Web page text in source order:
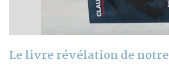
Le livre révélation de